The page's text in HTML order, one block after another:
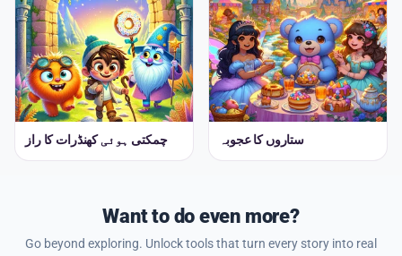
چمکتی ہوئی کھنڈرات کا راز ستاروں کا عجوبہ
Want to do even more?
Go beyond exploring. Unlock tools that turn every story into real